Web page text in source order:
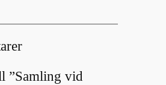
”Samling vid